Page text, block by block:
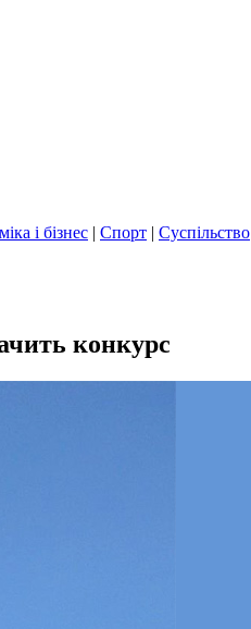
і бізнес | Спорт | Суспільство
конкурс